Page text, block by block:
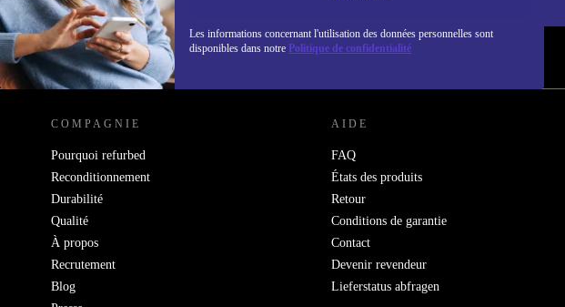
Les informations concernant l'utilisation des données personnelles sont
disponibles dans notre Politique de confidentialité
REFURBED LUXEMBOURG - RETHINK NEW.
COMPAGNIE
Pourquoi refurbed
Reconditionnement
Durabilité
Qualité
À propos
Recrutement
Blog
AIDE
FAQ
États des produits
Retour
Conditions de garantie
Contact
Devenir revendeur
Lieferstatus abfragen